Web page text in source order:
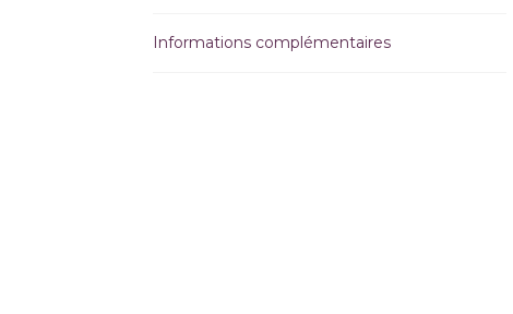
Informations complémentaires